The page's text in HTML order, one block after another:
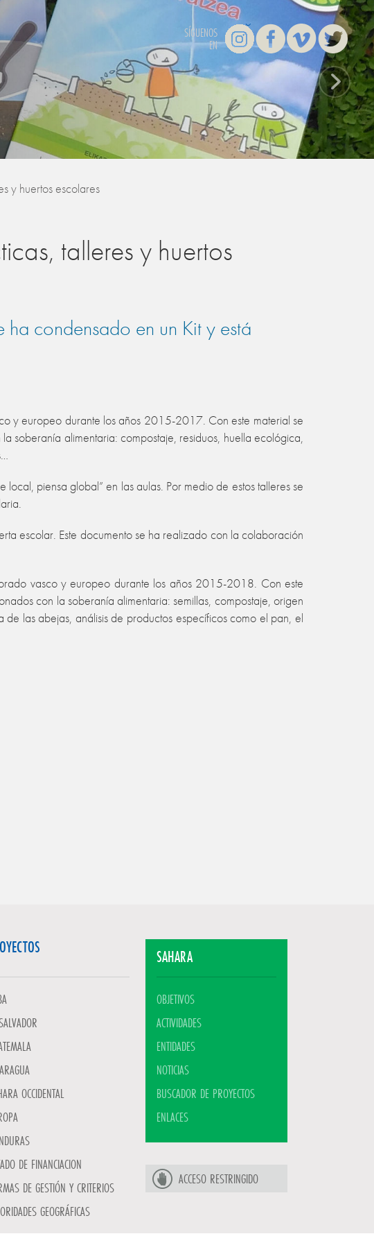
SÍGUENOS
EN
Instagram VimeoTwitter
y huertos escolares
talleres y huertos
condensado en un Kit y está
y europeo durante los años 2015-2017. Con este material se
soberanía alimentaria: compostaje, residuos, huella ecológica,
piensa global” en las aulas. Por medio de estos talleres se
escolar. Este documento se ha realizado con la colaboración
vasco y europeo durante los años 2015-2018. Con este
con la soberanía alimentaria: semillas, compostaje, origen
las abejas, análisis de productos específicos como el pan, el
OCCIDENTAL
DE FINANCIACION
DE GESTIÓN Y CRITERIOS
GEOGRÁFICAS
SAHARA
OBJETIVOS
ACTIVIDADES
ENTIDADES
NOTICIAS
BUSCADOR DE PROYECTOS
ENLACES
ACCESO RESTRINGIDO